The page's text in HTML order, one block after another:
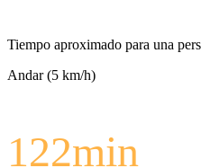
Tiempo aproximado para una
Andar (5 km/h)
122min